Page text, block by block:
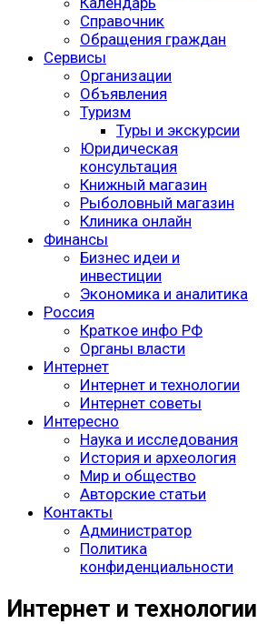
Справочник
Обращения граждан
Сервисы
Организации
Объявления
Туризм
Туры и экскурсии
Юридическая
консультация
Книжный магазин
Рыболовный магазин
Клиника онлайн
Финансы
Бизнес идеи и
инвестиции
Экономика и аналитика
Россия
Краткое инфо РФ
Органы власти
Интернет
Интернет и технологии
Интернет советы
Интересно
Наука и исследования
История и археология
Мир и общество
Авторские статьи
Контакты
Администратор
Политика
конфиденциальности
Интернет и технологии